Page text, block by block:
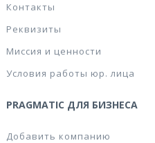
Контакты
Реквизиты
Миссия и ценности
Условия работы юр. лица
PRAGMATIC ДЛЯ БИЗНЕСА
Добавить компанию